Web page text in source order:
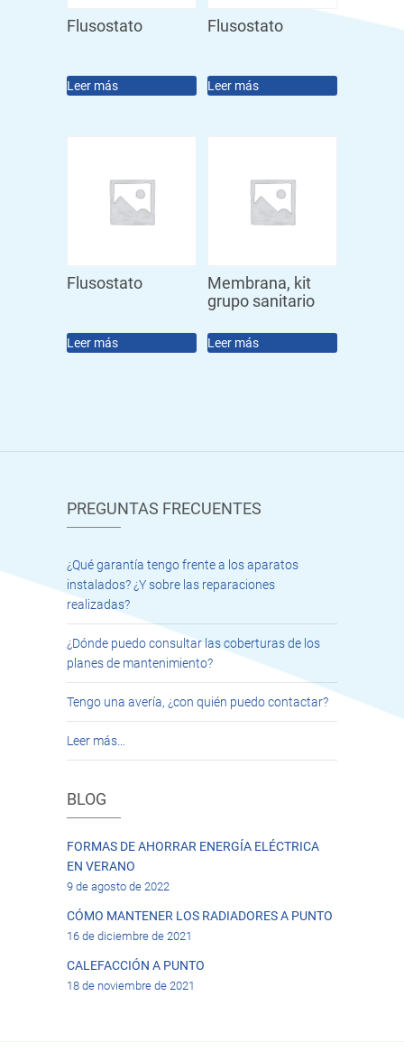
Flusostato
Leer más
Flusostato
Leer más
Flusostato
Leer más
Membrana, kit
grupo sanitario
Leer más
PREGUNTAS FRECUENTES
¿Qué garantía tengo frente a los aparatos
instalados? ¿Y sobre las reparaciones
realizadas?
¿Dónde puedo consultar las coberturas de los
planes de mantenimiento?
Tengo una avería, ¿con quién puedo contactar?
Leer más…
BLOG
FORMAS DE AHORRAR ENERGÍA ELÉCTRICA
EN VERANO
9 de agosto de 2022
CÓMO MANTENER LOS RADIADORES A PUNTO
16 de diciembre de 2021
CALEFACCIÓN A PUNTO
18 de noviembre de 2021